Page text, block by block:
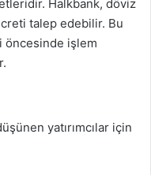
Halkbank, döviz
talep edebilir. Bu
öncesinde işlem
yatırımcılar için